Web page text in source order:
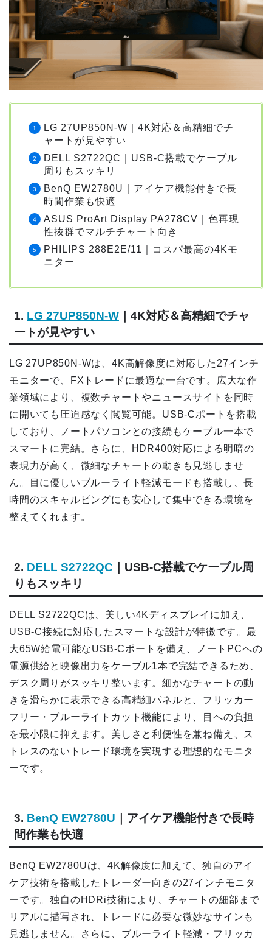
LG 27UP850N-W｜4K対応＆高精細でチ
ャートが見やすい
DELL S2722QC｜USB-C搭載でケーブル
周りもスッキリ
BenQ EW2780U｜アイケア機能付きで長
時間作業も快適
ASUS ProArt Display PA278CV｜色再現
性抜群でマルチチャート向き
PHILIPS 288E2E/11｜コスパ最高の4Kモ
ニター
1. LG 27UP850N-W ｜4K対応＆高精細でチャ
ートが見やすい
LG 27UP850N-Wは、4K高解像度に対応した27インチ
モニターで、FXトレードに最適な一台です。広大な作
業領域により、複数チャートやニュースサイトを同時
に開いても圧迫感なく閲覧可能。USB-Cポートを搭載
しており、ノートパソコンとの接続もケーブル一本で
スマートに完結。さらに、HDR400対応による明暗の
表現力が高く、微細なチャートの動きも見逃しませ
ん。目に優しいブルーライト軽減モードも搭載し、長
時間のスキャルピングにも安心して集中できる環境を
整えてくれます。
2. DELL S2722QC ｜USB-C搭載でケーブル周
りもスッキリ
DELL S2722QCは、美しい4Kディスプレイに加え、
USB-C接続に対応したスマートな設計が特徴です。最
大65W給電可能なUSB-Cポートを備え、ノートPCへの
電源供給と映像出力をケーブル1本で完結できるため、
デスク周りがスッキリ整います。細かなチャートの動
きを滑らかに表示できる高精細パネルと、フリッカー
フリー・ブルーライトカット機能により、目への負担
を最小限に抑えます。美しさと利便性を兼ね備え、ス
トレスのないトレード環境を実現する理想的なモニタ
ーです。
3. BenQ EW2780U ｜アイケア機能付きで長時
間作業も快適
BenQ EW2780Uは、4K解像度に加えて、独自のアイ
ケア技術を搭載したトレーダー向きの27インチモニタ
ーです。独自のHDRi技術により、チャートの細部まで
リアルに描写され、トレードに必要な微妙なサインも
見逃しません。さらに、ブルーライト軽減・フリッカ